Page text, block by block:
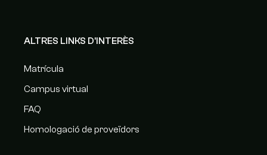
ALTRES LINKS D'INTERÈS
Matrícula
Campus virtual
FAQ
Homologació de proveïdors